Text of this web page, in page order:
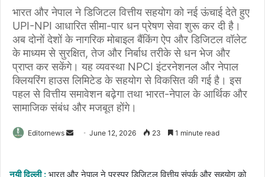
भारत और नेपाल ने डिजिटल वित्तीय सहयोग को नई ऊंचाई देते हुए
UPI-NPI आधारित सीमा-पार धन प्रेषण सेवा शुरू कर दी है।
अब दोनों देशों के नागरिक मोबाइल बैंकिंग ऐप और डिजिटल वॉलेट
के माध्यम से सुरक्षित, तेज और निर्बाध तरीके से धन भेज और
प्राप्त कर सकेंगे। यह व्यवस्था NPCI इंटरनेशनल और नेपाल
क्लियरिंग हाउस लिमिटेड के सहयोग से विकसित की गई है। इस
पहल से वित्तीय समावेशन बढ़ेगा तथा भारत-नेपाल के आर्थिक और
सामाजिक संबंध और मजबूत होंगे।
Editornews
SendJune 12, 2026 23 1 minute read
नयी दिल्ली : भारत और नेपाल ने परस्पर डिजिटल वित्तीय संपर्क और सहयोग को